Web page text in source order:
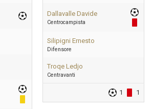
Dallavalle Davide
Centrocampista
Silipigni Ernesto
Difensore
Troqe Ledjo
Centravanti
1 1